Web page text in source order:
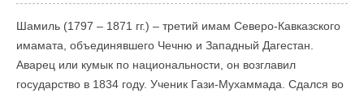
Шамиль (1797 – 1871 гг.) – третий имам Северо-Кавказского
имамата, объединявшего Чечню и Западный Дагестан.
Аварец или кумык по национальности, он возглавил
государство в 1834 году. Ученик Гази-Мухаммада. Сдался во